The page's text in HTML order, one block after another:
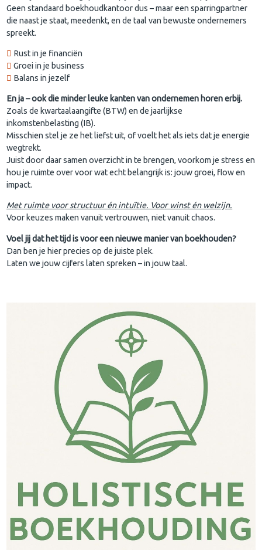
Geen standaard boekhoudkantoor dus – maar een sparringpartner
die naast je staat, meedenkt, en de taal van bewuste ondernemers
spreekt.
Rust in je financiën
Groei in je business
Balans in jezelf
En ja – ook die minder leuke kanten van ondernemen horen erbij.
Zoals de kwartaalaangifte (BTW) en de jaarlijkse
inkomstenbelasting (IB).
Misschien stel je ze het liefst uit, of voelt het als iets dat je energie
wegtrekt.
Juist door daar samen overzicht in te brengen, voorkom je stress en
hou je ruimte over voor wat echt belangrijk is: jouw groei, flow en
impact.
Met ruimte voor structuur én intuïtie. Voor winst én welzijn.
Voor keuzes maken vanuit vertrouwen, niet vanuit chaos.
Voel jij dat het tijd is voor een nieuwe manier van boekhouden?
Dan ben je hier precies op de juiste plek.
Laten we jouw cijfers laten spreken – in jouw taal.